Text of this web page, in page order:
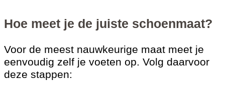
Hoe meet je de juiste schoenmaat?
Voor de meest nauwkeurige maat meet je
eenvoudig zelf je voeten op. Volg daarvoor
deze stappen: